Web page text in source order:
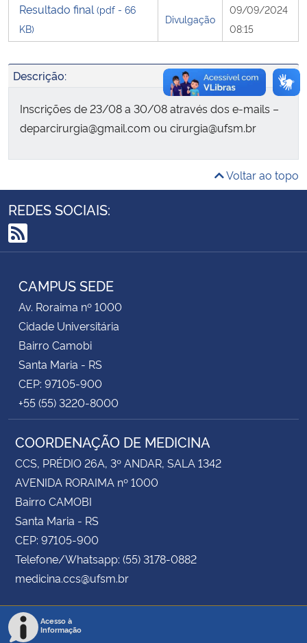
Ministério da Mulher, da Família e dos Direitos Humanos
Gabinete de Segurança Institucional
Banco Central do Brasil
Planalto
Resultado final (pdf - 66
KB)
Divulgação
09/09/2024
08:15
Descrição:
Inscrições de 23/08 a 30/08 através dos e-mails –
deparcirurgia@gmail.com ou cirurgia@ufsm.br
Voltar ao topo
REDES SOCIAIS:
RSS
CAMPUS SEDE
Av. Roraima nº 1000
Cidade Universitária
Bairro Camobi
Santa Maria - RS
CEP: 97105-900
+55 (55) 3220-8000
COORDENAÇÃO DE MEDICINA
CCS, PRÉDIO 26A, 3º ANDAR, SALA 1342
AVENIDA RORAIMA nº 1000
Bairro CAMOBI
Santa Maria - RS
CEP: 97105-900
Telefone/Whatsapp: (55) 3178-0882
medicina.ccs@ufsm.br
Acesso à
Informação